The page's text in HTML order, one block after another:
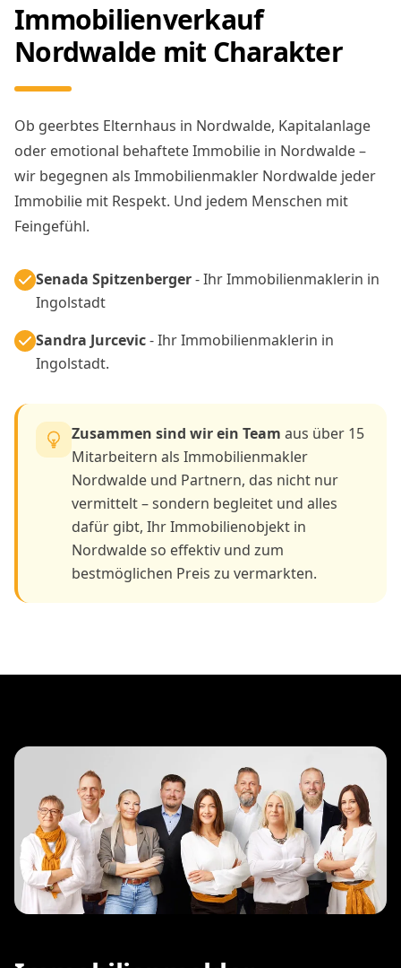
Immobilienverkauf
Nordwalde mit Charakter
Ob geerbtes Elternhaus in Nordwalde, Kapitalanlage
oder emotional behaftete Immobilie in Nordwalde –
wir begegnen als Immobilienmakler Nordwalde jeder
Immobilie mit Respekt. Und jedem Menschen mit
Feingefühl.
Senada Spitzenberger- Ihr Immobilienmaklerin in
Ingolstadt
Sandra Jurcevic- Ihr Immobilienmaklerin in
Ingolstadt.
Zusammen sind wir ein Team aus über 15
Mitarbeitern als Immobilienmakler
Nordwalde und Partnern, das nicht nur
vermittelt – sondern begleitet und alles
dafür gibt, Ihr Immobilienobjekt in
Nordwalde so effektiv und zum
bestmöglichen Preis zu vermarkten.